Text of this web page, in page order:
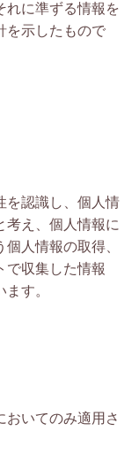
れに準ずる情報を
を示したもので
を認識し、個人情
考え、個人情報に
人情報の取得、
で収集した情報
す。
おいてのみ適用さ